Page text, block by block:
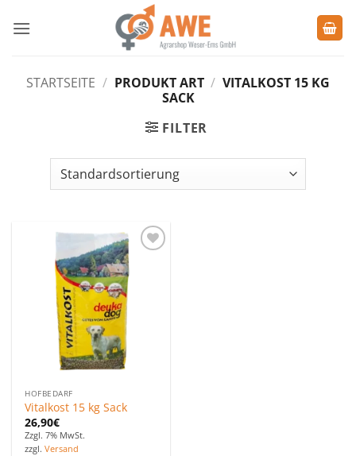
Inhalt
STARTSEITE / PRODUKT ART / VITALKOST 15 KG
SACK
FILTER
Zu den
Favoriten
hinzufügen
HOFBEDARF
Vitalkost 15 kg Sack
26,90€
Zzgl. 7% MwSt.
zzgl.Versand